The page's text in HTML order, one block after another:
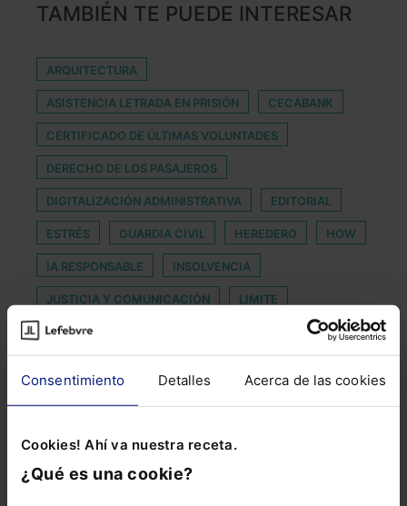
Consentimiento Detalles Acerca de las cookies
Cookies! Ahí va nuestra receta.
¿Qué es una cookie?
TAMBIÉN TE PUEDE INTERESAR
ARQUITECTURA
ASISTENCIA LETRADA EN PRISIÓN CECABANK
CERTIFICADO DE ÚLTIMAS VOLUNTADES
DERECHO DE LOS PASAJEROS
DIGITALIZACIÓN ADMINISTRATIVA EDITORIAL
ESTRÉS GUARDIA CIVIL HEREDERO HOW
IA RESPONSABLE INSOLVENCIA
JUSTICIA Y COMUNICACIÓN LIMITE
MEMORIA DE LA FISCALÍA DE 2020 MESSENGER